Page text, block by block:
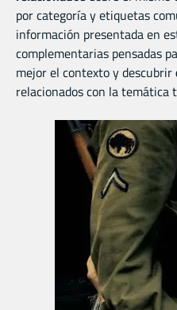
por categoría y etiquetas
información presentada en
complementarias pensadas
mejor el contexto y descubrir
relacionados con la temática